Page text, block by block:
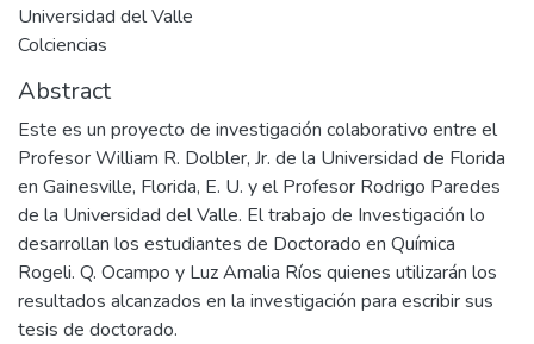
Universidad del Valle
Colciencias
Abstract
Este es un proyecto de investigación colaborativo entre el
Profesor William R. Dolbler, Jr. de la Universidad de Florida
en Gainesville, Florida, E. U. y el Profesor Rodrigo Paredes
de la Universidad del Valle. El trabajo de Investigación lo
desarrollan los estudiantes de Doctorado en Química
Rogeli. Q. Ocampo y Luz Amalia Ríos quienes utilizarán los
resultados alcanzados en la investigación para escribir sus
tesis de doctorado.